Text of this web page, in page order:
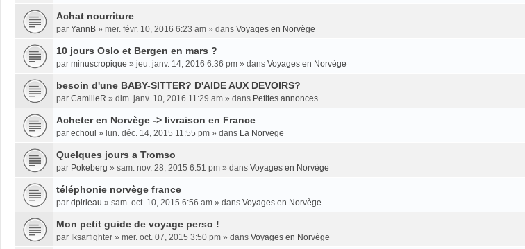
Achat nourriture
par YannB » mer. févr. 10, 2016 6:23 am » dans Voyages en Norvège
10 jours Oslo et Bergen en mars ?
par minuscropique » jeu. janv. 14, 2016 6:36 pm » dans Voyages en Norvège
besoin d'une BABY-SITTER? D'AIDE AUX DEVOIRS?
par CamilleR » dim. janv. 10, 2016 11:29 am » dans Petites annonces
Acheter en Norvège -> livraison en France
par echoul » lun. déc. 14, 2015 11:55 pm » dans La Norvege
Quelques jours a Tromso
par Pokeberg » sam. nov. 28, 2015 6:51 pm » dans Voyages en Norvège
téléphonie norvège france
par dpirleau » sam. oct. 10, 2015 6:56 am » dans Voyages en Norvège
Mon petit guide de voyage perso !
par Iksarfighter » mer. oct. 07, 2015 3:50 pm » dans Voyages en Norvège